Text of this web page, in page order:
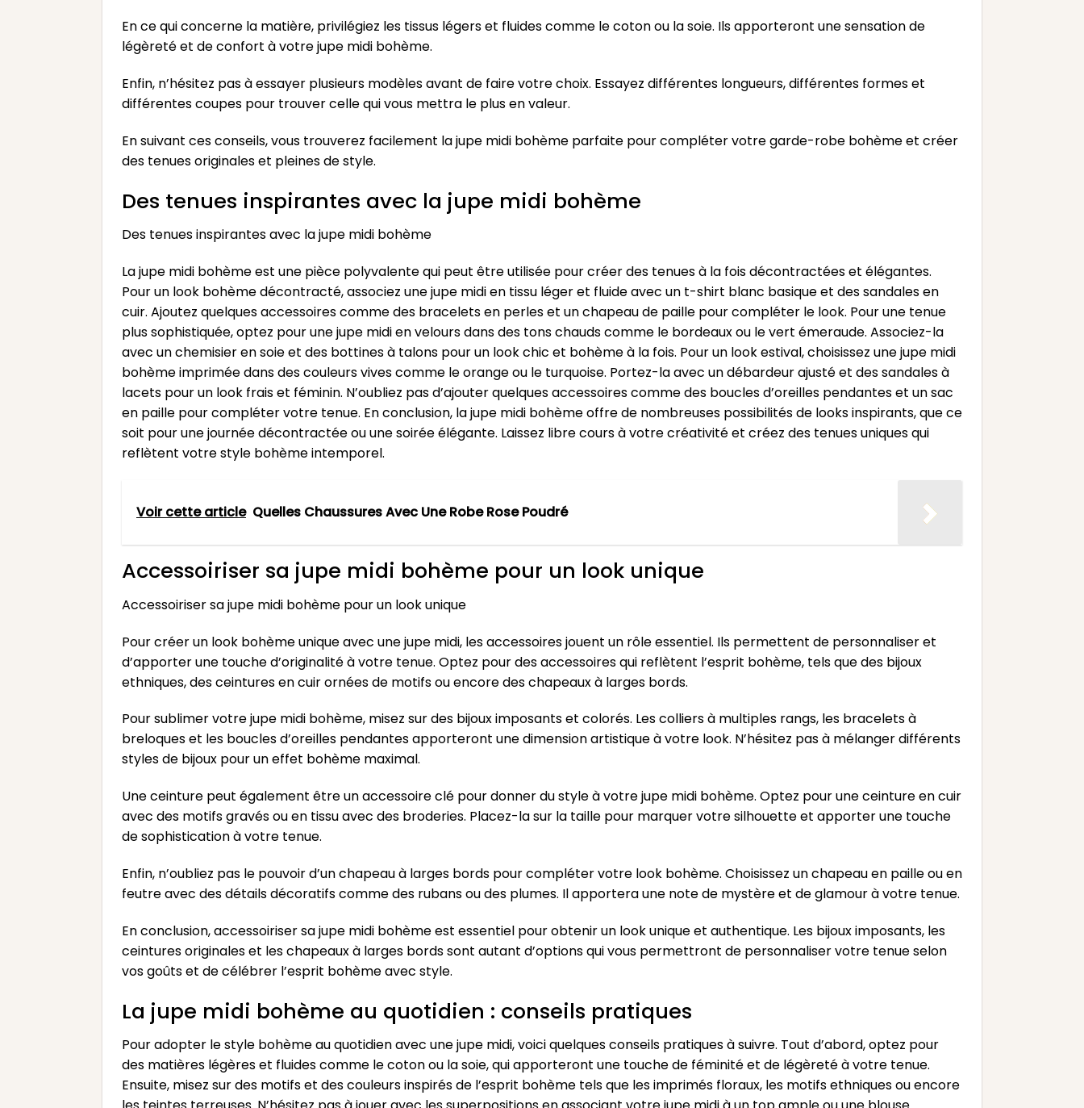
En ce qui concerne la matière, privilégiez les tissus légers et fluides comme le coton ou la soie. Ils apporteront une sensation de
légèreté et de confort à votre jupe midi bohème.
Enfin, n’hésitez pas à essayer plusieurs modèles avant de faire votre choix. Essayez différentes longueurs, différentes formes et
différentes coupes pour trouver celle qui vous mettra le plus en valeur.
En suivant ces conseils, vous trouverez facilement la jupe midi bohème parfaite pour compléter votre garde-robe bohème et créer
des tenues originales et pleines de style.
Des tenues inspirantes avec la jupe midi bohème
Des tenues inspirantes avec la jupe midi bohème
La jupe midi bohème est une pièce polyvalente qui peut être utilisée pour créer des tenues à la fois décontractées et élégantes.
Pour un look bohème décontracté, associez une jupe midi en tissu léger et fluide avec un t-shirt blanc basique et des sandales en
cuir. Ajoutez quelques accessoires comme des bracelets en perles et un chapeau de paille pour compléter le look. Pour une tenue
plus sophistiquée, optez pour une jupe midi en velours dans des tons chauds comme le bordeaux ou le vert émeraude. Associez-la
avec un chemisier en soie et des bottines à talons pour un look chic et bohème à la fois. Pour un look estival, choisissez une jupe midi
bohème imprimée dans des couleurs vives comme le orange ou le turquoise. Portez-la avec un débardeur ajusté et des sandales à
lacets pour un look frais et féminin. N’oubliez pas d’ajouter quelques accessoires comme des boucles d’oreilles pendantes et un sac
en paille pour compléter votre tenue. En conclusion, la jupe midi bohème offre de nombreuses possibilités de looks inspirants, que ce
soit pour une journée décontractée ou une soirée élégante. Laissez libre cours à votre créativité et créez des tenues uniques qui
reflètent votre style bohème intemporel.
Voir cette article Quelles Chaussures Avec Une Robe Rose Poudré
Accessoiriser sa jupe midi bohème pour un look unique
Accessoiriser sa jupe midi bohème pour un look unique
Pour créer un look bohème unique avec une jupe midi, les accessoires jouent un rôle essentiel. Ils permettent de personnaliser et
d’apporter une touche d’originalité à votre tenue. Optez pour des accessoires qui reflètent l’esprit bohème, tels que des bijoux
ethniques, des ceintures en cuir ornées de motifs ou encore des chapeaux à larges bords.
Pour sublimer votre jupe midi bohème, misez sur des bijoux imposants et colorés. Les colliers à multiples rangs, les bracelets à
breloques et les boucles d’oreilles pendantes apporteront une dimension artistique à votre look. N’hésitez pas à mélanger différents
styles de bijoux pour un effet bohème maximal.
Une ceinture peut également être un accessoire clé pour donner du style à votre jupe midi bohème. Optez pour une ceinture en cuir
avec des motifs gravés ou en tissu avec des broderies. Placez-la sur la taille pour marquer votre silhouette et apporter une touche
de sophistication à votre tenue.
Enfin, n’oubliez pas le pouvoir d’un chapeau à larges bords pour compléter votre look bohème. Choisissez un chapeau en paille ou en
feutre avec des détails décoratifs comme des rubans ou des plumes. Il apportera une note de mystère et de glamour à votre tenue.
En conclusion, accessoiriser sa jupe midi bohème est essentiel pour obtenir un look unique et authentique. Les bijoux imposants, les
ceintures originales et les chapeaux à larges bords sont autant d’options qui vous permettront de personnaliser votre tenue selon
vos goûts et de célébrer l’esprit bohème avec style.
La jupe midi bohème au quotidien : conseils pratiques
Pour adopter le style bohème au quotidien avec une jupe midi, voici quelques conseils pratiques à suivre. Tout d’abord, optez pour
des matières légères et fluides comme le coton ou la soie, qui apporteront une touche de féminité et de légèreté à votre tenue.
Ensuite, misez sur des motifs et des couleurs inspirés de l’esprit bohème tels que les imprimés floraux, les motifs ethniques ou encore